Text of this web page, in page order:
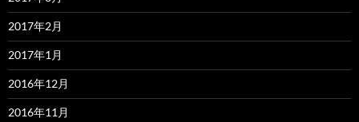
2017年2月
2017年1月
2016年12月
2016年11月